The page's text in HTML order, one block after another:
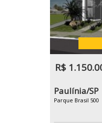
R$
Paulínia/SP
Parque Brasil 500